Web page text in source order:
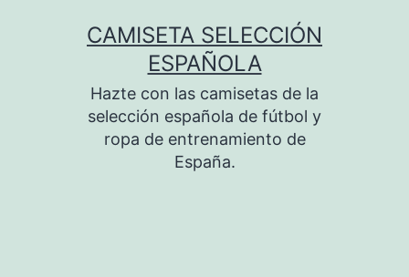
CAMISETA SELECCIÓN
ESPAÑOLA
Hazte con las camisetas de la
selección española de fútbol y
ropa de entrenamiento de
España.